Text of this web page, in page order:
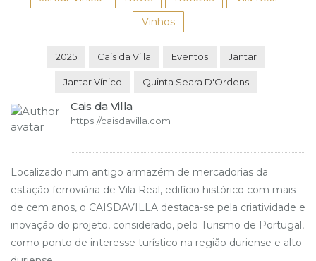
Vinhos
2025 Cais da Villa Eventos Jantar
Jantar Vínico Quinta Seara D'Ordens
Cais da Villa
https://caisdavilla.com
Localizado num antigo armazém de mercadorias da
estação ferroviária de Vila Real, edifício histórico com mais
de cem anos, o CAISDAVILLA destaca-se pela criatividade e
inovação do projeto, considerado, pelo Turismo de Portugal,
como ponto de interesse turístico na região duriense e alto